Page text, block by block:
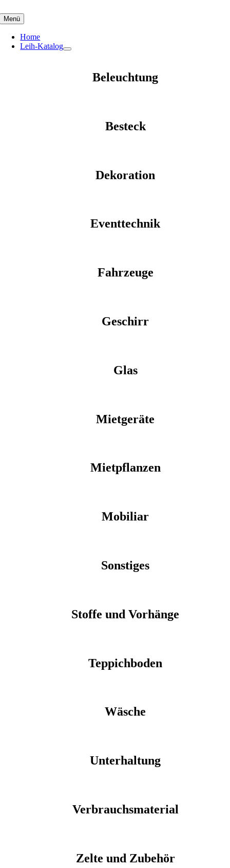
to
content
Menü
Home
Leih-Katalog
Beleuchtung
Besteck
Dekoration
Eventtechnik
Fahrzeuge
Geschirr
Glas
Mietgeräte
Mietpflanzen
Mobiliar
Sonstiges
Stoffe und Vorhänge
Teppichboden
Wäsche
Unterhaltung
Verbrauchsmaterial
Zelte und Zubehör